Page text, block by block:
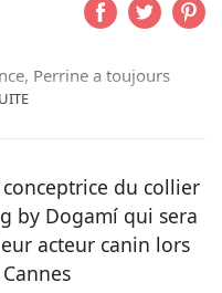
Perrine a toujours
ou encore d'oiseaux.
à quatre pattes pour le
du collier
by Dogamí qui sera
acteur canin lors